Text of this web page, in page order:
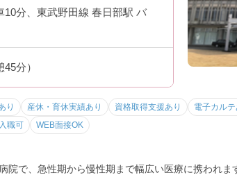
分、東武野田線 春日部駅 バ
分）
り 産休・育休実績あり 資格取得支援あり 電子カルテ
職可 WEB面接OK
院で、急性期から慢性期まで幅広い医療に携われ